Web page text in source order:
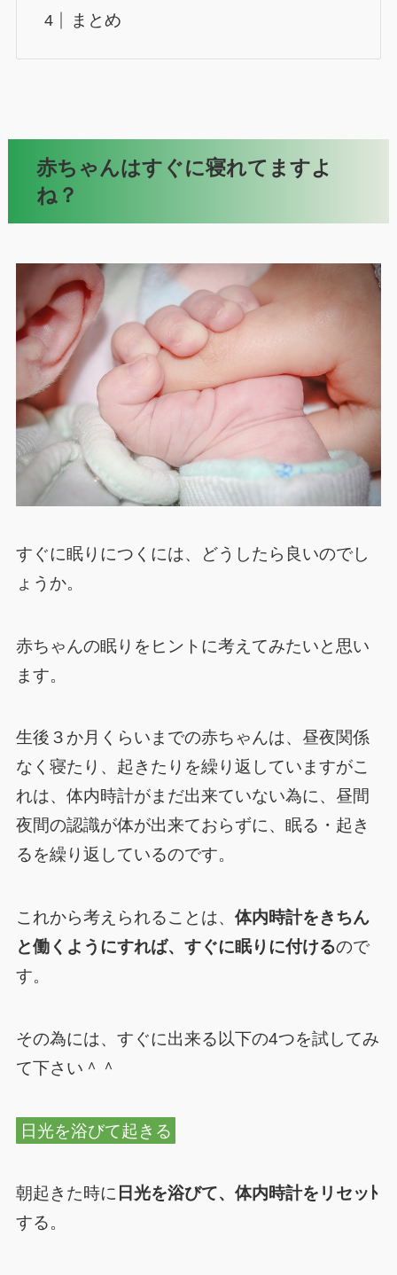
まとめ
赤ちゃんはすぐに寝れてますよ
ね？
すぐに眠りにつくには、どうしたら良いのでし
ょうか。
赤ちゃんの眠りをヒントに考えてみたいと思い
ます。
生後３か月くらいまでの赤ちゃんは、昼夜関係
なく寝たり、起きたりを繰り返していますがこ
れは、体内時計がまだ出来ていない為に、昼間
夜間の認識が体が出来ておらずに、眠る・起き
るを繰り返しているのです。
これから考えられることは、 体内時計をきちん
と働くようにすれば、すぐに眠りに付けるので
す。
その為には、すぐに出来る以下の4つを試してみ
て下さい＾＾
日光を浴びて起きる
朝起きた時に 日光を浴びて、体内時計をリセッﾄ
する。